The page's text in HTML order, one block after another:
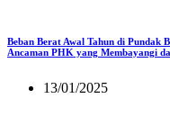
Beban Berat Awal Tahun di Pundak
Ancaman PHK yang Membayangi
13/01/2025